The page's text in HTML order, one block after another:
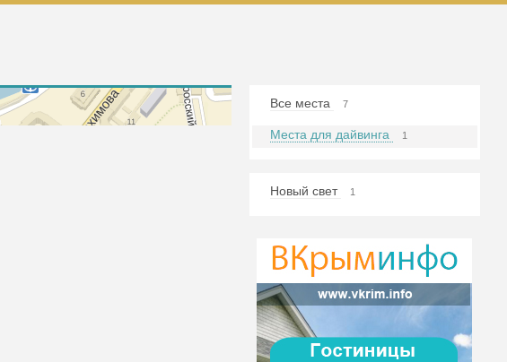
Все места 7
Места для дайвинга 1
Новый свет 1